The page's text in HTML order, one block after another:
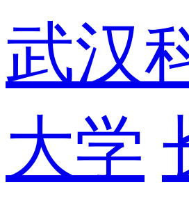
武汉
大学